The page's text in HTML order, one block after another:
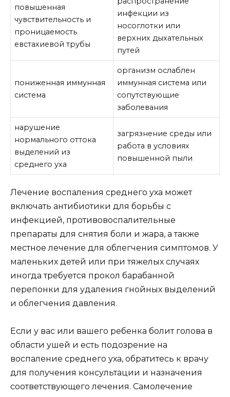
повышенная
чувствительность и
проницаемость
евстахиевой трубы
инфекции из
носоглотки или
верхних дыхательных
путей
пониженная иммунная
система
организм ослаблен
иммунная система или
сопутствующие
заболевания
нарушение
нормального оттока
выделений из
среднего уха
загрязнение среды или
работа в условиях
повышенной пыли
Лечение воспаления среднего уха может
включать антибиотики для борьбы с
инфекцией, противовоспалительные
препараты для снятия боли и жара, а также
местное лечение для облегчения симптомов. У
маленьких детей или при тяжелых случаях
иногда требуется прокол барабанной
перепонки для удаления гнойных выделений
и облегчения давления.
Если у вас или вашего ребенка болит голова в
области ушей и есть подозрение на
воспаление среднего уха, обратитесь к врачу
для получения консультации и назначения
соответствующего лечения. Самолечение